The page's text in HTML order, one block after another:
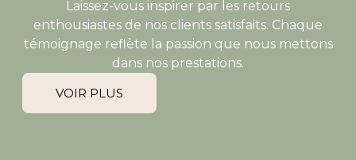
Laissez-vous inspirer par les retours
enthousiastes de nos clients satisfaits. Chaque
témoignage reflète la passion que nous mettons
dans nos prestations.
VOIR PLUS